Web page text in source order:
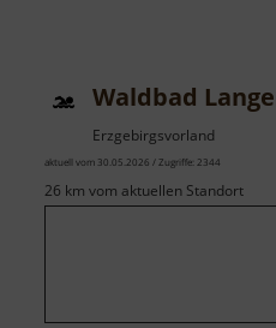
Waldbad
Erzgebirgsvorland
aktuell vom 30.05.2026 / Zugriffe: 2344
26 km vom aktuellen Standort